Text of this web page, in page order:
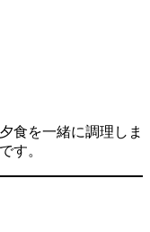
食を一緒に調理しま
す。